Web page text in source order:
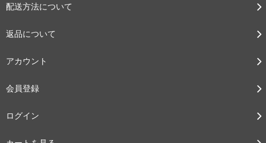
配送方法について
返品について
アカウント
会員登録
ログイン